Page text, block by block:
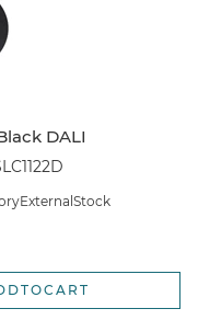
DALI